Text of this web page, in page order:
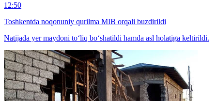
12:50
Toshkentda noqonuniy qurilma MIB orqali buzdirildi
Natijada yer maydoni to‘liq bo‘shatildi hamda asl holatiga keltirildi.